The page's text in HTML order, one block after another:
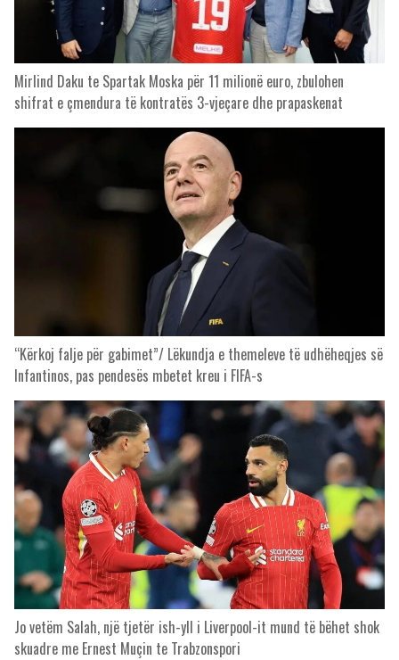
Mirlind Daku te Spartak Moska për 11 milionë euro, zbulohen
shifrat e çmendura të kontratës 3-vjeçare dhe prapaskenat
“Kërkoj falje për gabimet”/ Lëkundja e themeleve të udhëheqjes së
Infantinos, pas pendesës mbetet kreu i FIFA-s
Jo vetëm Salah, një tjetër ish-yll i Liverpool-it mund të bëhet shok
skuadre me Ernest Muçin te Trabzonspori